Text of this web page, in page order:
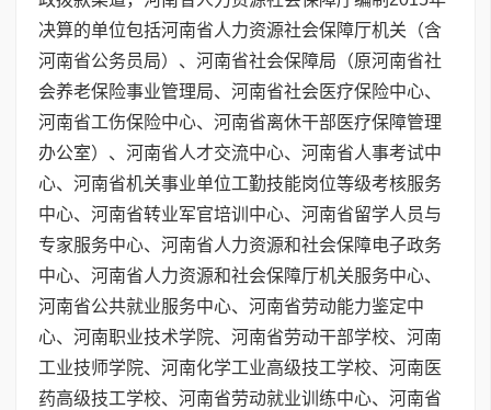
决算的单位包括河南省人力资源社会保障厅机关（含
河南省公务员局）、河南省社会保障局（原河南省社
会养老保险事业管理局、河南省社会医疗保险中心、
河南省工伤保险中心、河南省离休干部医疗保障管理
办公室）、河南省人才交流中心、河南省人事考试中
心、河南省机关事业单位工勤技能岗位等级考核服务
中心、河南省转业军官培训中心、河南省留学人员与
专家服务中心、河南省人力资源和社会保障电子政务
中心、河南省人力资源和社会保障厅机关服务中心、
河南省公共就业服务中心、河南省劳动能力鉴定中
心、河南职业技术学院、河南省劳动干部学校、河南
工业技师学院、河南化学工业高级技工学校、河南医
药高级技工学校、河南省劳动就业训练中心、河南省